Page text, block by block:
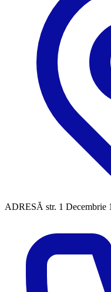
ADRESĂ str. 1 Decembrie